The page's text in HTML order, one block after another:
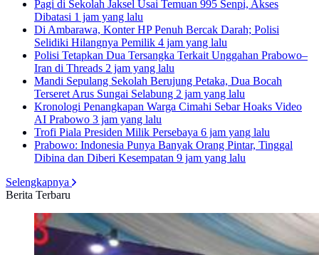
Pagi di Sekolah Jaksel Usai Temuan 995 Senpi, Akses
Dibatasi 1 jam yang lalu
Di Ambarawa, Konter HP Penuh Bercak Darah; Polisi
Selidiki Hilangnya Pemilik 4 jam yang lalu
Polisi Tetapkan Dua Tersangka Terkait Unggahan Prabowo–
Iran di Threads 2 jam yang lalu
Mandi Sepulang Sekolah Berujung Petaka, Dua Bocah
Terseret Arus Sungai Selabung 2 jam yang lalu
Kronologi Penangkapan Warga Cimahi Sebar Hoaks Video
AI Prabowo 3 jam yang lalu
Trofi Piala Presiden Milik Persebaya 6 jam yang lalu
Prabowo: Indonesia Punya Banyak Orang Pintar, Tinggal
Dibina dan Diberi Kesempatan 9 jam yang lalu
Selengkapnya
Berita Terbaru